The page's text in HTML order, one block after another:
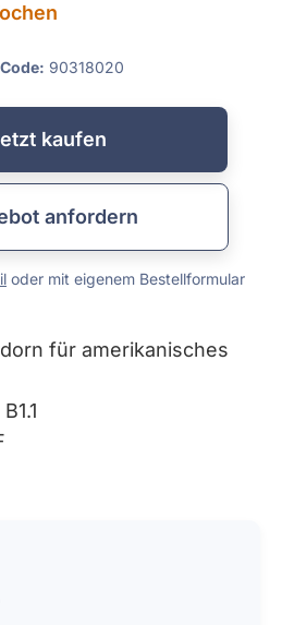
90318020
kaufen
anfordern
oder mit eigenem Bestellformular
für amerikanisches